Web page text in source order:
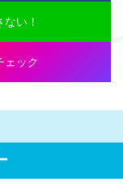
い！
ェック